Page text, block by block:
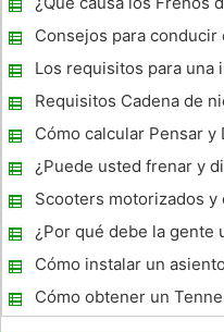
encendido para apagar?
Consejos para conducir
Los requisitos para una
New Car
Requisitos Cadena de
Cómo calcular Pensar y
frenado
¿Puede usted frenar y
poder se pierde?
Scooters motorizados y
Tucson, Arizona
¿Por qué debe la gente
seguridad ?
Cómo instalar un
Suburban 1999
Cómo obtener un